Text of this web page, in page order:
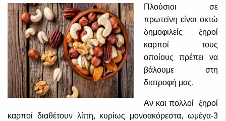
Πλούσιοι σε
πρωτεϊνη είναι οκτώ
δημοφιλείς ξηροί
καρποί τους
οποίους πρέπει να
βάλουμε στη
διατροφή μας.
Αν και πολλοί ξηροί
καρποί διαθέτουν λίπη, κυρίως μονοακόρεστα, ωμέγα-3